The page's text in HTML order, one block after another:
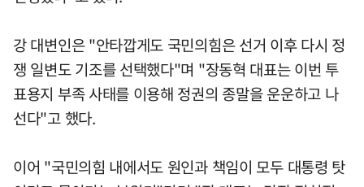
강 대변인은 "안타깝게도 국민의힘은 선거 이후 다시 정
쟁 일변도 기조를 선택했다"며 "장동혁 대표는 이번 투
표용지 부족 사태를 이용해 정권의 종말을 운운하고 나
선다"고 했다.
이어 "국민의힘 내에서도 원인과 책임이 모두 대통령 탓